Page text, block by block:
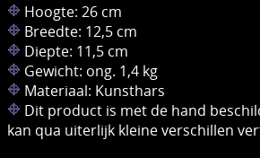
Hoogte: 26 cm
Breedte: 12,5 cm
Diepte: 11,5 cm
Gewicht: ong. 1,4 kg
Materiaal: Kunsthars
Dit product is met de hand
kan qua uiterlijk kleine verschillen